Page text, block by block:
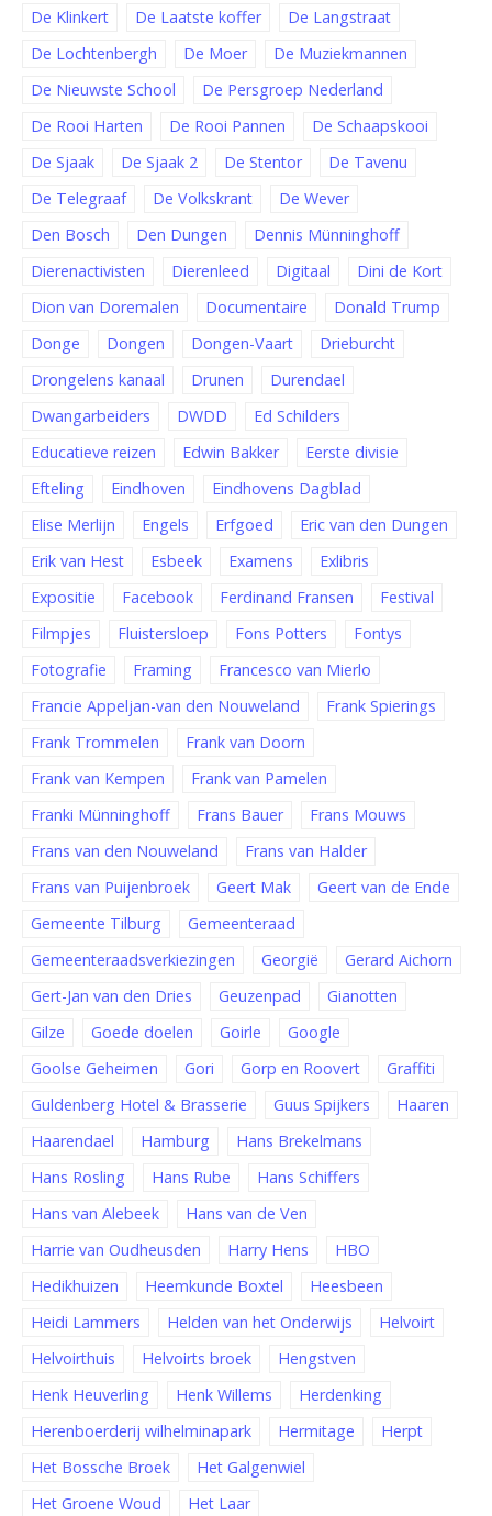
De Klinkert
De Laatste koffer
De Langstraat
De Lochtenbergh
De Moer
De Muziekmannen
De Nieuwste School
De Persgroep Nederland
De Rooi Harten
De Rooi Pannen
De Schaapskooi
De Sjaak
De Sjaak 2 De Stentor
De Tavenu
De Telegraaf
De Volkskrant
De Wever
Den Bosch
Den Dungen
Dennis Münninghoff
Dierenactivisten
Dierenleed Digitaal
Dini de Kort
Dion van Doremalen
Documentaire
Donald Trump
Donge
Dongen Dongen-Vaart
Drieburcht
Drongelens kanaal
Drunen
Durendael
Dwangarbeiders
DWDD
Ed Schilders
Educatieve reizen
Edwin Bakker
Eerste divisie
Efteling
Eindhoven
Eindhovens Dagblad
Elise Merlijn
Engels Erfgoed
Eric van den Dungen
Erik van Hest
Esbeek Examens
Exlibris
Expositie
Facebook Ferdinand Fransen
Festival
Filmpjes
Fluistersloep Fons Potters
Fontys
Fotografie
Framing
Francesco van Mierlo
Francie Appeljan-van den Nouweland
Frank Spierings
Frank Trommelen
Frank van Doorn
Frank van Kempen
Frank van Pamelen
Franki Münninghoff
Frans Bauer
Frans Mouws
Frans van den Nouweland
Frans van Halder
Frans van Puijenbroek
Geert Mak
Geert van de Ende
Gemeente Tilburg
Gemeenteraad
Gemeenteraadsverkiezingen
Georgië
Gerard Aichorn
Gert-Jan van den Dries
Geuzenpad
Gianotten
Gilze
Goede doelen Goirle
Google
Goolse Geheimen
Gori Gorp en Roovert
Graffiti
Guldenberg Hotel & Brasserie
Guus Spijkers
Haaren
Haarendael
Hamburg
Hans Brekelmans
Hans Rosling
Hans Rube
Hans Schiffers
Hans van Alebeek
Hans van de Ven
Harrie van Oudheusden
Harry Hens
HBO
Hedikhuizen
Heemkunde Boxtel
Heesbeen
Heidi Lammers
Helden van het Onderwijs
Helvoirt
Helvoirthuis
Helvoirts broek
Hengstven
Henk Heuverling
Henk Willems
Herdenking
Herenboerderij wilhelminapark
Hermitage
Herpt
Het Bossche Broek
Het Galgenwiel
Het Groene Woud
Het Laar